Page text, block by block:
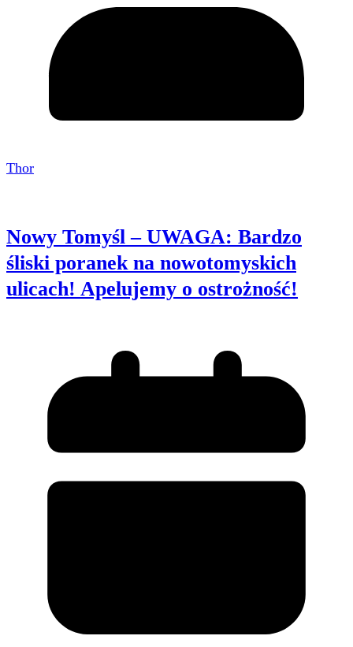
Thor
Nowy Tomyśl – UWAGA: Bardzo
śliski poranek na nowotomyskich
ulicach! Apelujemy o ostrożność!